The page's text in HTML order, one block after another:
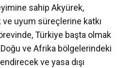
sahip Akyürek,
ve uyum süreçlerine katkı
Türkiye başta olmak
ve Afrika bölgelerindeki
ve yasa dışı